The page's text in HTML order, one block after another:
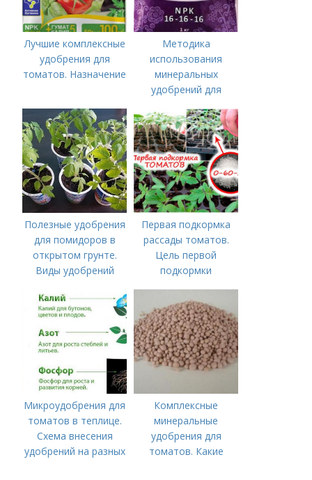
Лучшие комплексные
удобрения для
томатов. Назначение
Методика
использования
минеральных
удобрений для
Минеральное
питание
Полезные удобрения
для помидоров в
открытом грунте.
Виды удобрений
Первая подкормка
рассады томатов.
Цель первой
подкормки
Микроудобрения для
томатов в теплице.
Схема внесения
удобрений на разных
Комплексные
минеральные
удобрения для
томатов. Какие